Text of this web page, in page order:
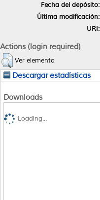
Fecha del depósito:
Última modificación:
URI:
Actions (login required)
Ver elemento
Descargar estadísticas
Downloads
Loading...